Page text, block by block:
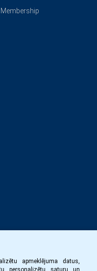
apmeklējuma datus,
personalizētu saturu un